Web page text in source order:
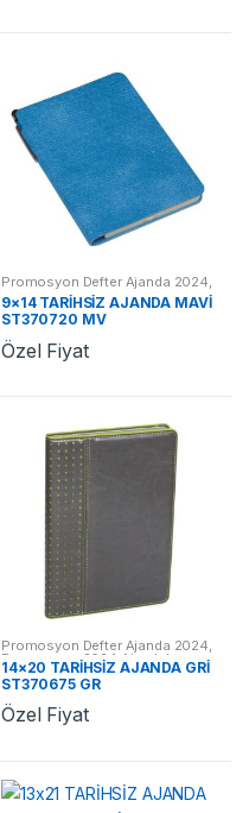
Promosyon Defter Ajanda 2024
Promosyon 2024 Ajandalar
9×14 TARİHSİZ AJANDA MAVİ
ST370720 MV
Özel Fiyat
Promosyon Defter Ajanda 2024,
Promosyon 2024 Ajandalar
14×20 TARİHSİZ AJANDA GRİ
ST370675 GR
Özel Fiyat